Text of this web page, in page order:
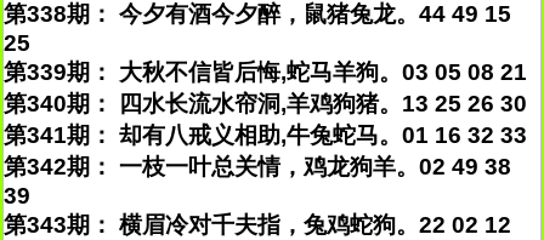
第338期： 今夕有酒今夕醉，鼠猪兔龙。44 49 15
25
第339期： 大秋不信皆后悔,蛇马羊狗。03 05 08 21
第340期： 四水长流水帘洞,羊鸡狗猪。13 25 26 30
第341期： 却有八戒义相助,牛兔蛇马。01 16 32 33
第342期： 一枝一叶总关情，鸡龙狗羊。02 49 38
39
第343期： 横眉冷对千夫指，兔鸡蛇狗。22 02 12